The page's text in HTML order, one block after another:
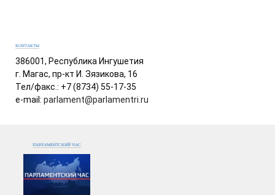
КОНТАКТЫ
386001, Республика Ингушетия
г. Магас, пр-кт И. Зязикова, 16
Тел/факс.: +7 (8734) 55-17-35
e-mail: parlament@parlamentri.ru
ПАРЛАМЕНТСКИЙ ЧАС